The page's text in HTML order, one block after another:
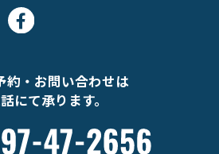
約・お問い合わせは
にて承ります。